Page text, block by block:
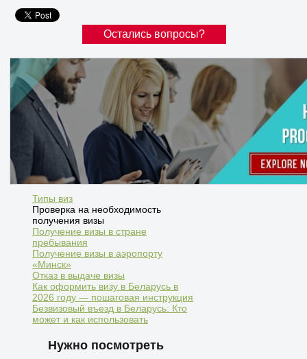
Остались вопросы?
Типы виз
Проверка на необходимость
получения визы
Получение визы в стране
пребывания
Получение визы в аэропорту
«Минск»
Отказ в выдаче визы
Как оформить визу в Беларусь в
2026 году — пошаговая инструкция
Безвизовый въезд в Беларусь: Кто
может и как использовать
Нужно посмотреть